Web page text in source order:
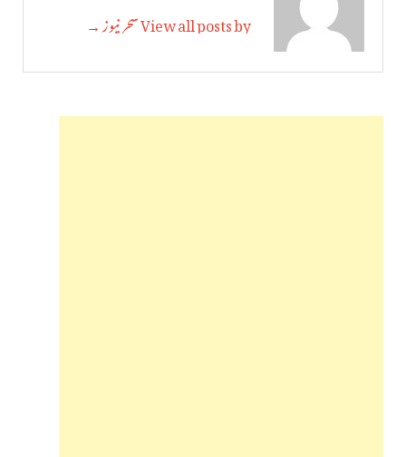
View all posts by سحر نیوز →